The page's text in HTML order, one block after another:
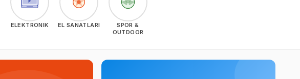
ELEKTRONIK EL SANATLARI
SPOR &
OUTDOOR